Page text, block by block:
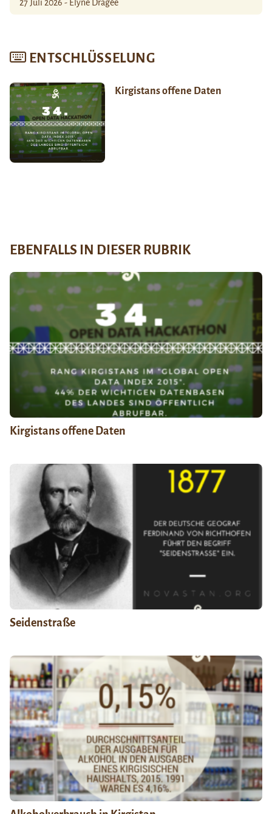
27 Juli 2026 - Élyne Dragée
ENTSCHLÜSSELUNG
Kirgistans offene Daten
EBENFALLS IN DIESER RUBRIK
Kirgistans offene Daten
Seidenstraße